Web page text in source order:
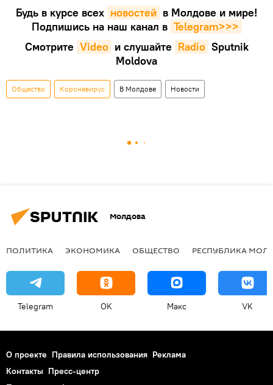
Будь в курсе всех новостей в Молдове и мире!
Подпишись на наш канал в Telegram>>>
Смотрите Video и слушайте Radio Sputnik
Moldova
Общество Коронавирус В Молдове Новости
Молдова
ПОЛИТИКА ЭКОНОМИКА ОБЩЕСТВО РЕСПУБЛИКА
Telegram OK Макс VK
О проекте Правила использования Реклама
Контакты Пресс-центр